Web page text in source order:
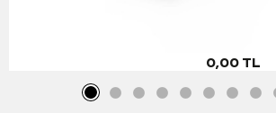
0,00 TL